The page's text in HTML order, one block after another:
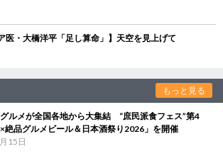
医・大橋洋平「足し算命」】天空を見上げて
もっと見る
ルメが全国各地から大集結 “庶民派食フェス”第4
絶品グルメビール＆日本酒祭り2026」を開催
15日